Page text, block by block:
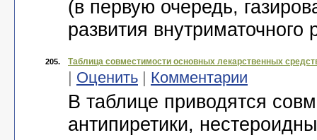
(в первую очередь,
развития внутриматочного
205. Таблица совместимости основных лекарственных
| Оценить | Комментарии
В таблице приводятся
антипиретики,